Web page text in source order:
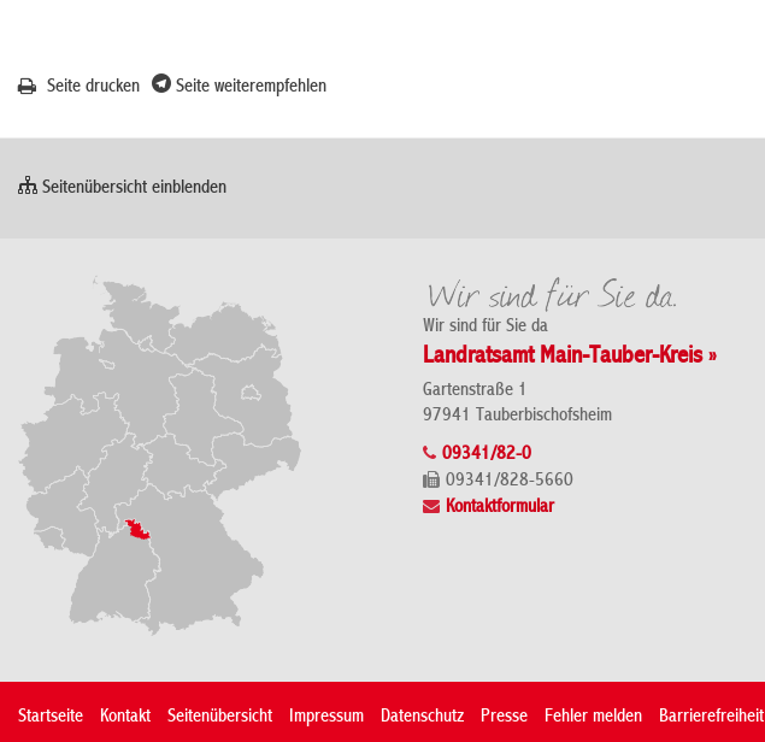
Seite drucken Seite weiterempfehlen
Seitenübersicht einblenden
Wir sind für Sie da
Landratsamt Main-Tauber-Kreis »
Gartenstraße 1
97941 Tauberbischofsheim
09341/82-0
09341/828-5660
Kontaktformular
Startseite Kontakt Seitenübersicht Impressum Datenschutz Presse Fehler melden Barrierefreiheit